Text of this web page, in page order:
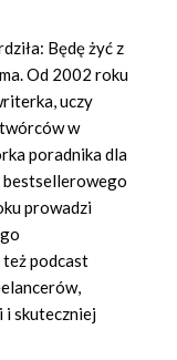
Będę żyć z
Od 2002 roku
uczy
w
poradnika dla
prowadzi
podcast
i skuteczniej